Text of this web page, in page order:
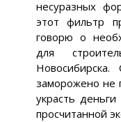
несуразных
этот фильтр
говорю о
для
заморожено не
украсть
просчитанной